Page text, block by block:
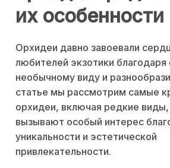
их особенности
Орхидеи давно завоевали
любителей экзотики
необычному виду и
статье мы рассмотрим самые
орхидеи, включая редкие
вызывают особый интерес
уникальности и эстетической
привлекательности.